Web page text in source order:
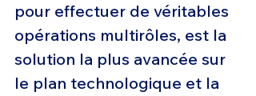
pour effectuer de véritables
opérations multirôles, est la
solution la plus avancée sur
le plan technologique et la